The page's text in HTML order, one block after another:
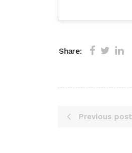
Share:
Previous post